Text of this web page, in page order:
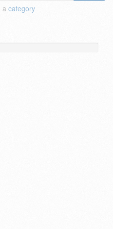
a category